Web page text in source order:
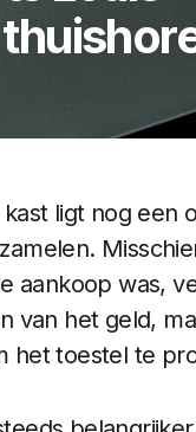
ligt nog een
aankoop was,
van het geld,
het toestel te